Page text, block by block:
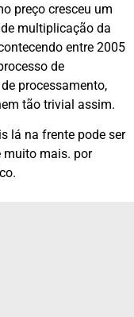
preço cresceu um
multiplicação da
entre 2005
de
processamento,
tão trivial assim.
lá na frente pode ser
muito mais. por